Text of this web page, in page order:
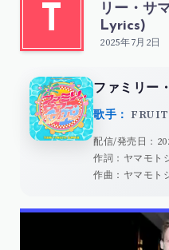
T
リー・サ
Lyrics)
2025年7月2日
ファミリー
歌手：
配信/発売日：
作詞：ヤマモト
作曲：ヤマモト